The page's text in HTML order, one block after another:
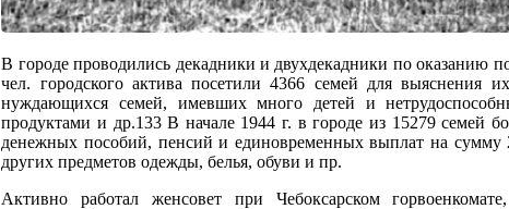
В городе проводились декадники и двухдекадники по оказанию
чел. городского актива посетили 4366 семей для выяснения
нуждающихся семей, имевших много детей и
продуктами и др.133 В начале 1944 г. в городе из 15279 семей
денежных пособий, пенсий и единовременных выплат на
других предметов одежды, белья, обуви и пр.
Активно работал женсовет при Чебоксарском